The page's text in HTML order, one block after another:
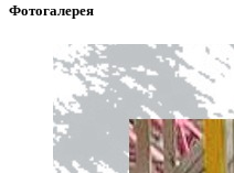
Фотогалерея